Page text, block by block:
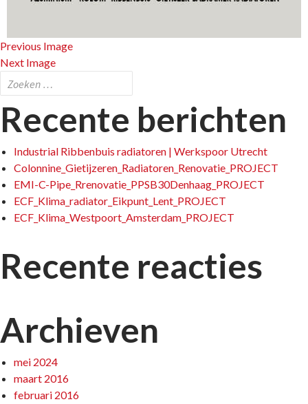
Previous Image
Next Image
Zoeken
naar:
Recente berichten
Industrial Ribbenbuis radiatoren | Werkspoor Utrecht
Colonnine_Gietijzeren_Radiatoren_Renovatie_PROJECT
EMI-C-Pipe_Rrenovatie_PPSB30Denhaag_PROJECT
ECF_Klima_radiator_Eikpunt_Lent_PROJECT
ECF_Klima_Westpoort_Amsterdam_PROJECT
Recente reacties
Archieven
mei 2024
maart 2016
februari 2016